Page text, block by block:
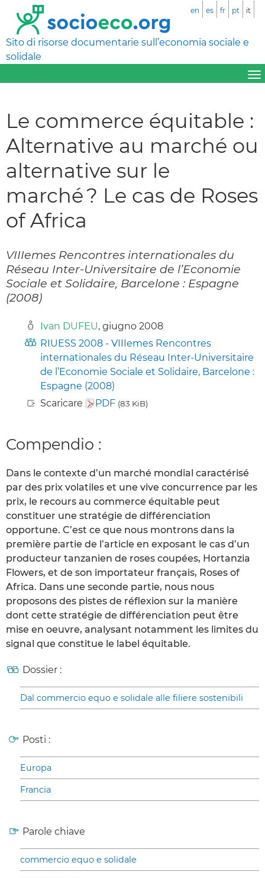
Sito di risorse documentarie sull’economia sociale e
solidale
en es fr pt it
Le commerce équitable :
Alternative au marché ou
alternative sur le
marché ? Le cas de Roses
of Africa
VIIIemes Rencontres internationales du
Réseau Inter-Universitaire de l’Economie
Sociale et Solidaire, Barcelone : Espagne
(2008)
Ivan DUFEU, giugno 2008
RIUESS 2008 - VIIIemes Rencontres
internationales du Réseau Inter-Universitaire
de l’Economie Sociale et Solidaire, Barcelone :
Espagne (2008)
Scaricare
PDF (83 KiB)
Compendio :
Dans le contexte d’un marché mondial caractérisé
par des prix volatiles et une vive concurrence par les
prix, le recours au commerce équitable peut
constituer une stratégie de différenciation
opportune. C’est ce que nous montrons dans la
première partie de l’article en exposant le cas d’un
producteur tanzanien de roses coupées, Hortanzia
Flowers, et de son importateur français, Roses of
Africa. Dans une seconde partie, nous nous
proposons des pistes de réflexion sur la manière
dont cette stratégie de différenciation peut être
mise en oeuvre, analysant notamment les limites du
signal que constitue le label équitable.
Dossier :
Dal commercio equo e solidale alle filiere sostenibili
Posti :
Europa
Francia
Parole chiave
commercio equo e solidale